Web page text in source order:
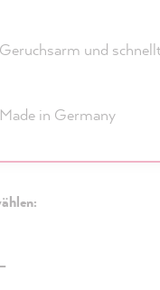
Geruchsarm und
Made in Germany